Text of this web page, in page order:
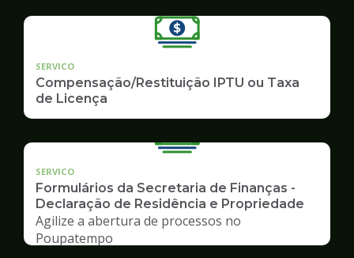
SERVICO
Compensação/Restituição IPTU ou Taxa
de Licença
SERVICO
Formulários da Secretaria de Finanças -
Declaração de Residência e Propriedade
Agilize a abertura de processos no
Poupatempo